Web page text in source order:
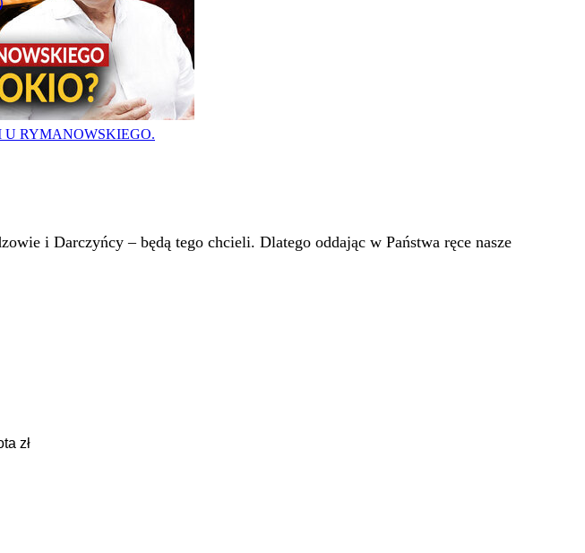
U RYMANOWSKIEGO.
i Darczyńcy – będą tego chcieli. Dlatego oddając w Państwa ręce nasze